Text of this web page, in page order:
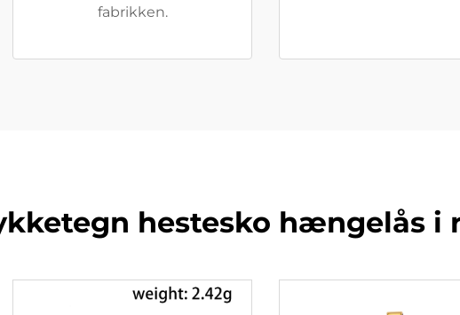
fabrikken.
hestesko hængelås